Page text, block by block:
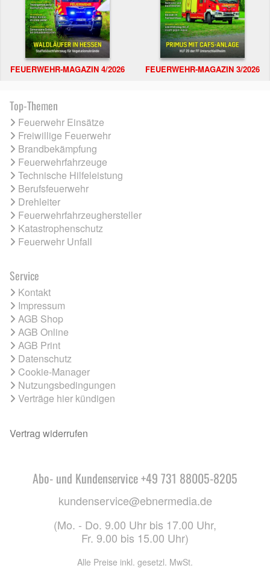
FEUERWEHR-MAGAZIN 4/2026 FEUERWEHR-MAGAZIN 3/2026
Top-Themen
Feuerwehr Einsätze
Freiwillige Feuerwehr
Brandbekämpfung
Feuerwehrfahrzeuge
Technische Hilfeleistung
Berufsfeuerwehr
Drehleiter
Feuerwehrfahrzeughersteller
Katastrophenschutz
Feuerwehr Unfall
Service
Kontakt
Impressum
AGB Shop
AGB Online
AGB Print
Datenschutz
Cookie-Manager
Nutzungsbedingungen
Verträge hier kündigen
Vertrag widerrufen
Abo- und Kundenservice +49 731 88005-8205
kundenservice@ebnermedia.de
(Mo. - Do. 9.00 Uhr bis 17.00 Uhr,
Fr. 9.00 bis 15.00 Uhr)
Alle Preise inkl. gesetzl. MwSt.